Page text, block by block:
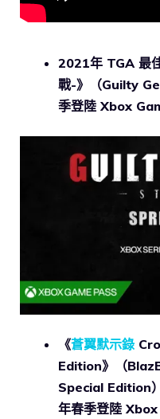
2021年 TGA 最
戰-》（Guilty
季登陸 Xbox
《蒼翼默示錄
Edition》（
Special Edition
年春季登陸